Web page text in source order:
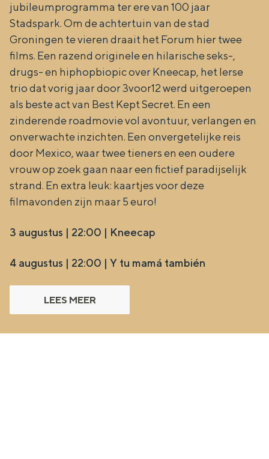
jubileumprogramma ter ere van 100 jaar
Stadspark. Om de achtertuin van de stad
Groningen te vieren draait het Forum hier twee
films. Een razend originele en hilarische seks-,
drugs- en hiphopbiopic over Kneecap, het Ierse
trio dat vorig jaar door 3voor12 werd uitgeroepen
als beste act van Best Kept Secret. En een
zinderende roadmovie vol avontuur, verlangen en
onverwachte inzichten. Een onvergetelijke reis
door Mexico, waar twee tieners en een oudere
vrouw op zoek gaan naar een fictief paradijselijk
strand. En extra leuk: kaartjes voor deze
filmavonden zijn maar 5 euro!
3 augustus | 22:00 | Kneecap
4 augustus | 22:00 | Y tu mamá también
LEES MEER